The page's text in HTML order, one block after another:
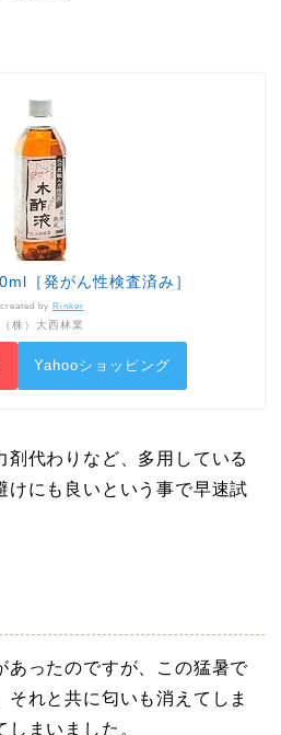
［発がん性検査済み］
created by Rinker
（株）大西林業
Yahooショッピング
剤代わりなど、多用している
けにも良いという事で早速試
あったのですが、この猛暑で
それと共に匂いも消えてしま
まいました。